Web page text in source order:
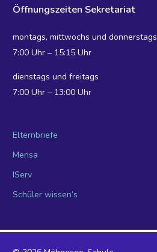
Öffnungszeiten Sekretariat
montags, mittwochs und donnerstags
7:00 Uhr – 15:15 Uhr
dienstags und freitags
7:00 Uhr – 13:00 Uhr
Elternbriefe
Mensa
IServ
Schüler wissen’s